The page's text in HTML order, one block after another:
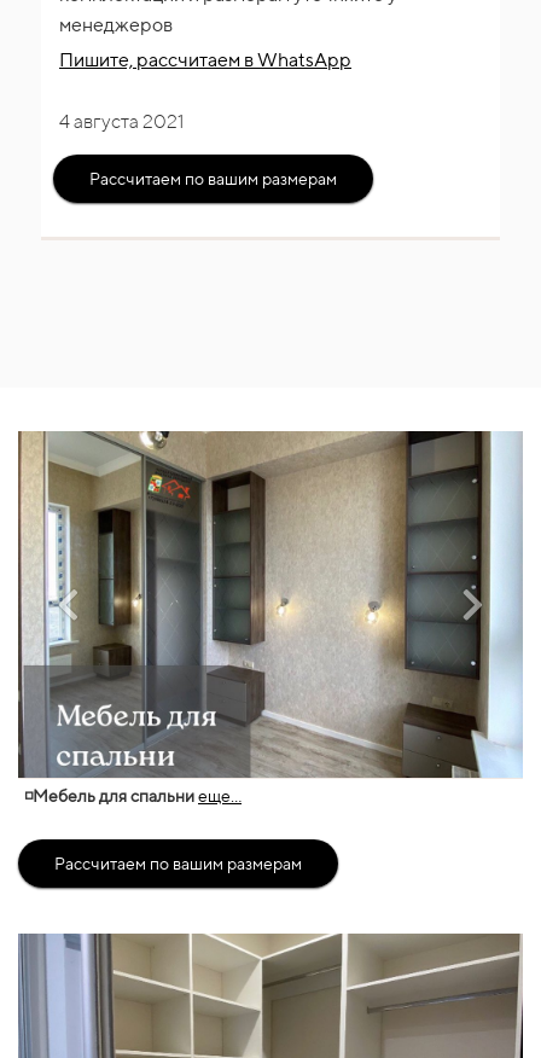
менеджеров
Пишите, рассчитаем в WhatsApp
4 августа 2021
Рассчитаем по вашим размерам
◽Мебель для спальниеще...
Рассчитаем по вашим размерам